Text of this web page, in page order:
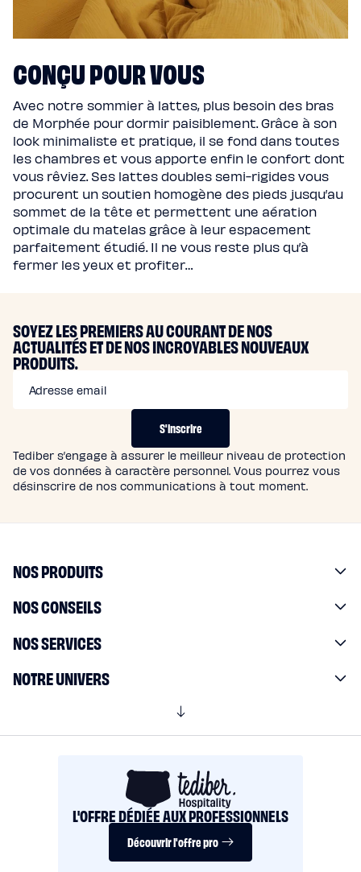
CONÇU POUR VOUS
Avec notre sommier à lattes, plus besoin des bras
de Morphée pour dormir paisiblement. Grâce à son
look minimaliste et pratique, il se fond dans toutes
les chambres et vous apporte enfin le confort dont
vous rêviez. Ses lattes doubles semi-rigides vous
procurent un soutien homogène des pieds jusqu’au
sommet de la tête et permettent une aération
optimale du matelas grâce à leur espacement
parfaitement étudié. Il ne vous reste plus qu’à
fermer les yeux et profiter…
SOYEZ LES PREMIERS AU COURANT DE NOS
ACTUALITÉS ET DE NOS INCROYABLES NOUVEAUX
PRODUITS.
Adresse email
S'inscrire
Tediber s’engage à assurer le meilleur niveau de protection
de vos données à caractère personnel. Vous pourrez vous
désinscrire de nos communications à tout moment.
NOS PRODUITS
NOS CONSEILS
NOS SERVICES
NOTRE UNIVERS
L'OFFRE DÉDIÉE AUX PROFESSIONNELS
Découvrir l'offre pro